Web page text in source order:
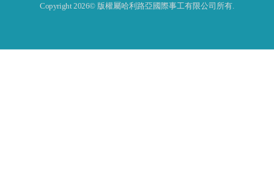
Copyright 2026© 版權屬哈利路亞國際事工有限公司所有.